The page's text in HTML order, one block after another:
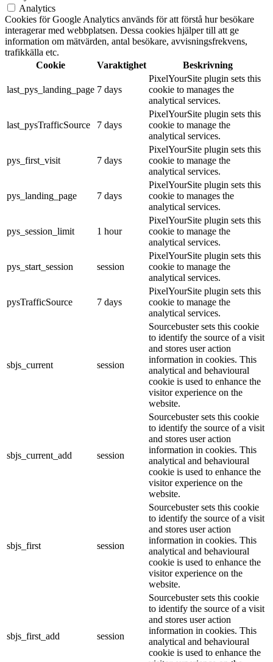
Analytics
Cookies för Google Analytics används för att förstå hur besökare
interagerar med webbplatsen. Dessa cookies hjälper till att ge
information om mätvärden, antal besökare, avvisningsfrekvens,
trafikkälla etc.
Cookie
Varaktighet Beskrivning
last_pys_landing_page 7 days
PixelYourSite plugin sets this
cookie to manages the
analytical services.
last_pysTrafficSource 7 days
PixelYourSite plugin sets this
cookie to manage the
analytical services.
pys_first_visit 7 days
PixelYourSite plugin sets this
cookie to manage the
analytical services.
pys_landing_page 7 days
PixelYourSite plugin sets this
cookie to manages the
analytical services.
pys_session_limit 1 hour
PixelYourSite plugin sets this
cookie to manage the
analytical services.
pys_start_session session
PixelYourSite plugin sets this
cookie to manage the
analytical services.
pysTrafficSource 7 days
PixelYourSite plugin sets this
cookie to manage the
analytical services.
sbjs_current session
Sourcebuster sets this cookie
to identify the source of a visit
and stores user action
information in cookies. This
analytical and behavioural
cookie is used to enhance the
visitor experience on the
website.
sbjs_current_add session
Sourcebuster sets this cookie
to identify the source of a visit
and stores user action
information in cookies. This
analytical and behavioural
cookie is used to enhance the
visitor experience on the
website.
sbjs_first session
Sourcebuster sets this cookie
to identify the source of a visit
and stores user action
information in cookies. This
analytical and behavioural
cookie is used to enhance the
visitor experience on the
website.
sbjs_first_add session
Sourcebuster sets this cookie
to identify the source of a visit
and stores user action
information in cookies. This
analytical and behavioural
cookie is used to enhance the